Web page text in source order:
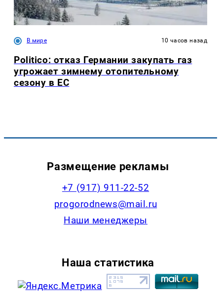
В мире 10 часов назад
Politico: отказ Германии закупать газ
угрожает зимнему отопительному
сезону в ЕС
Размещение рекламы
+7 (917) 911-22-52
progorodnews@mail.ru
Наши менеджеры
Наша статистика